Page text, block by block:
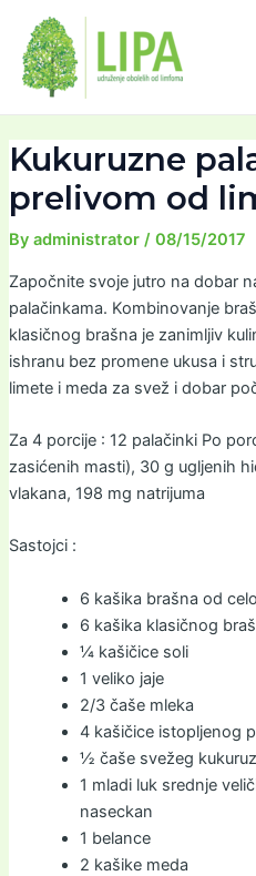
content
Kukuruzne
prelivom od
By administrator / 08/15/2017
Započnite svoje jutro na dobar
palačinkama. Kombinovanje
klasičnog brašna je zanimljiv
ishranu bez promene ukusa i
limete i meda za svež i dobar
Za 4 porcije : 12 palačinki Po
zasićenih masti), 30 g ugljenih
vlakana, 198 mg natrijuma
Sastojci :
6 kašika brašna od
6 kašika klasičnog
¼ kašičice soli
1 veliko jaje
2/3 čaše mleka
4 kašičice istopljenog
½ čaše svežeg
1 mladi luk srednje
naseckan
1 belance
2 kašike meda
navigation